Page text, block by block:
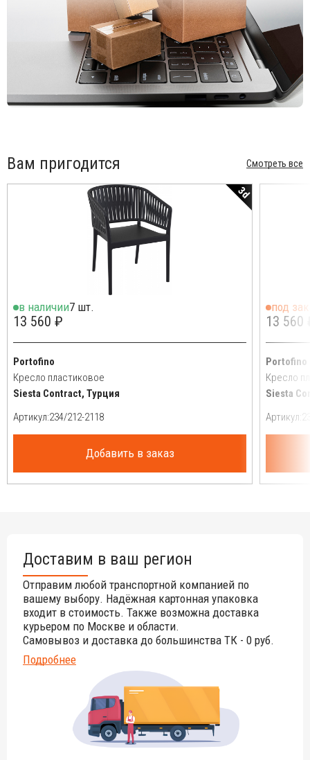
Вам пригодится Смотреть все
3d
в наличии7 шт.
13 560 ₽
Portofino
Кресло пластиковое
Siesta Contract, Турция
Артикул:
Добавить в заказ
под
13 560
Portofino
Кресло
Siesta
Артикул:
Доставим в ваш регион
Отправим любой транспортной компанией по
вашему выбору. Надёжная картонная упаковка
входит в стоимость. Также возможна доставка
курьером по Москве и области.
Самовывоз и доставка до большинства ТК - 0 руб.
Подробнее